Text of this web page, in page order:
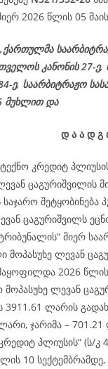
2026 წლის 05
კანონის
ე, საარბიტრაჟო
მუხლით და
დ ა ა დ გ
კრედიტ
ცაგურიშვილის
შეტყობინება
ცაგურიშვილს
მიერ
მოპასუხე ლევან
2026
მოპასუხე ლევან
ლარის
ჯარიმა –
პლიუსის“ (ს/
10